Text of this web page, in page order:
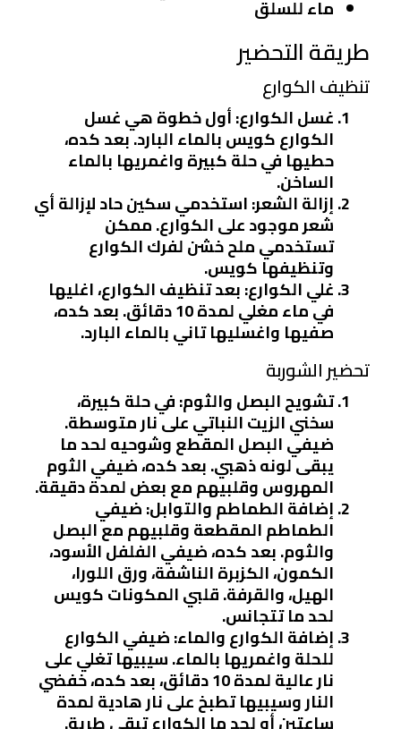
ماء للسلق
طريقة التحضير
تنظيف الكوارع
غسل الكوارع: أول خطوة هي غسل
الكوارع كويس بالماء البارد. بعد كده،
حطيها في حلة كبيرة واغمريها بالماء
الساخن.
إزالة الشعر: استخدمي سكين حاد لإزالة أي
شعر موجود على الكوارع. ممكن
تستخدمي ملح خشن لفرك الكوارع
وتنظيفها كويس.
غلي الكوارع: بعد تنظيف الكوارع، اغليها
في ماء مغلي لمدة 10 دقائق. بعد كده،
صفيها واغسليها تاني بالماء البارد.
تحضير الشوربة
تشويح البصل والثوم: في حلة كبيرة،
سخني الزيت النباتي على نار متوسطة.
ضيفي البصل المقطع وشوحيه لحد ما
يبقى لونه ذهبي. بعد كده، ضيفي الثوم
المهروس وقلبيهم مع بعض لمدة دقيقة.
إضافة الطماطم والتوابل: ضيفي
الطماطم المقطعة وقلبيهم مع البصل
والثوم. بعد كده، ضيفي الفلفل الأسود،
الكمون، الكزبرة الناشفة، ورق اللورا،
الهيل، والقرفة. قلبي المكونات كويس
لحد ما تتجانس.
إضافة الكوارع والماء: ضيفي الكوارع
للحلة واغمريها بالماء. سيبيها تغلي على
نار عالية لمدة 10 دقائق، بعد كده، خفضي
النار وسيبيها تطبخ على نار هادية لمدة